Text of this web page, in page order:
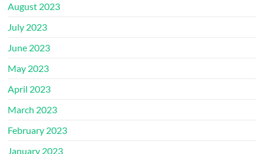
August 2023
July 2023
June 2023
May 2023
April 2023
March 2023
February 2023
January 2023